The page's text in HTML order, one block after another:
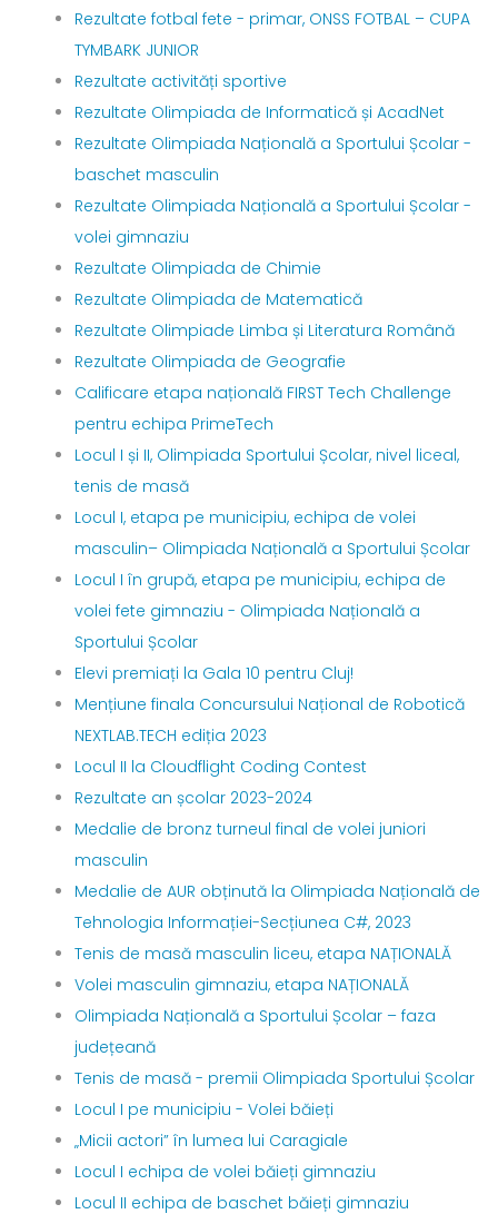
Rezultate fotbal fete - primar, ONSS FOTBAL – CUPA
TYMBARK JUNIOR
Rezultate activități sportive
Rezultate Olimpiada de Informatică și AcadNet
Rezultate Olimpiada Națională a Sportului Școlar -
baschet masculin
Rezultate Olimpiada Națională a Sportului Școlar -
volei gimnaziu
Rezultate Olimpiada de Chimie
Rezultate Olimpiada de Matematică
Rezultate Olimpiade Limba și Literatura Română
Rezultate Olimpiada de Geografie
Calificare etapa națională FIRST Tech Challenge
pentru echipa PrimeTech
Locul I și II, Olimpiada Sportului Școlar, nivel liceal,
tenis de masă
Locul I, etapa pe municipiu, echipa de volei
masculin– Olimpiada Națională a Sportului Școlar
Locul I în grupă, etapa pe municipiu, echipa de
volei fete gimnaziu - Olimpiada Națională a
Sportului Școlar
Elevi premiați la Gala 10 pentru Cluj!
Mențiune finala Concursului Național de Robotică
NEXTLAB.TECH ediția 2023
Locul II la Cloudflight Coding Contest
Rezultate an școlar 2023-2024
Medalie de bronz turneul final de volei juniori
masculin
Medalie de AUR obținută la Olimpiada Națională de
Tehnologia Informației-Secțiunea C#, 2023
Tenis de masă masculin liceu, etapa NAȚIONALĂ
Volei masculin gimnaziu, etapa NAȚIONALĂ
Olimpiada Națională a Sportului Școlar – faza
județeană
Tenis de masă - premii Olimpiada Sportului Școlar
Locul I pe municipiu - Volei băieți
„Micii actori” în lumea lui Caragiale
Locul I echipa de volei băieți gimnaziu
Locul II echipa de baschet băieți gimnaziu